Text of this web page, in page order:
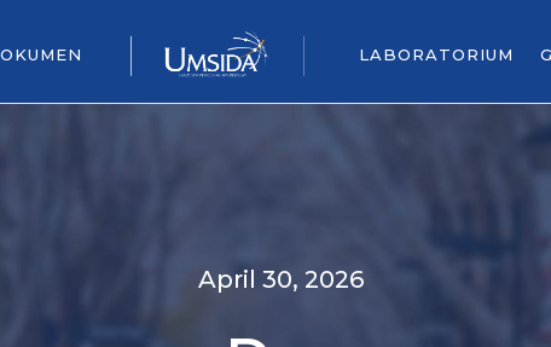
LABORATORIUM
April 30, 2026